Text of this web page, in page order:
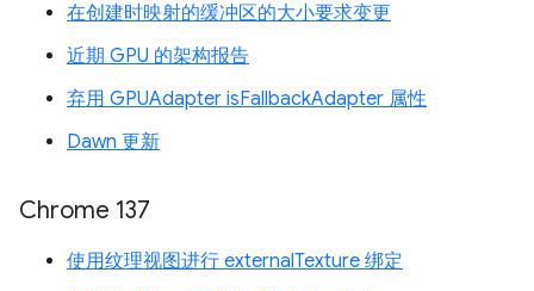
在创建时映射的缓冲区的大小要求变更
近期 GPU 的架构报告
弃用 GPUAdapter isFallbackAdapter 属性
Dawn 更新
Chrome 137
使用纹理视图进行 externalTexture 绑定